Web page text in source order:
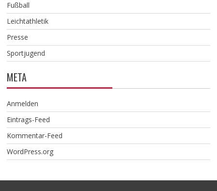
Fußball
Leichtathletik
Presse
Sportjugend
META
Anmelden
Eintrags-Feed
Kommentar-Feed
WordPress.org